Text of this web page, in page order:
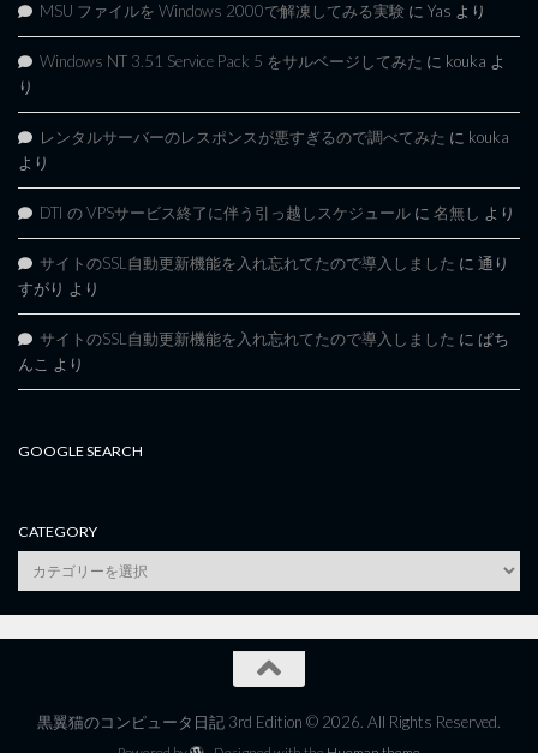
MSU ファイルを Windows 2000で解凍してみる実験 に Yas より
Windows NT 3.51 Service Pack 5 をサルベージしてみた に kouka よ
り
レンタルサーバーのレスポンスが悪すぎるので調べてみた に kouka
より
DTI の VPSサービス終了に伴う引っ越しスケジュール に 名無し より
サイトのSSL自動更新機能を入れ忘れてたので導入しました に 通り
すがり より
サイトのSSL自動更新機能を入れ忘れてたので導入しました に ぱち
んこ より
GOOGLE SEARCH
CATEGORY
category
黒翼猫のコンピュータ日記 3rd Edition © 2026. All Rights Reserved.